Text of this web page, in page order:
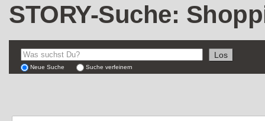
STORY-Suche:
Neue Suche Suche verfeinern